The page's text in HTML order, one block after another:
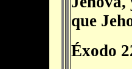
que
Éxodo